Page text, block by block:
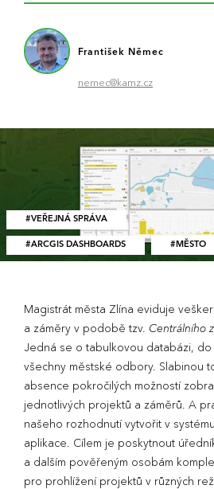
František Němec
nemec@kamz.cz
ARCGIS DASHBOARDS MĚSTO
VEŘEJNÁ SPRÁVA
Magistrát města Zlína eviduje
a záměry v podobě tzv. Centrálního
Jedná se o tabulkovou databázi,
všechny městské odbory. Slabinou
absence pokročilých možností
jednotlivých projektů a záměrů. A
našeho rozhodnutí vytvořit v
aplikace. Cílem je poskytnout
a dalším pověřeným osobám
pro prohlížení projektů v různých